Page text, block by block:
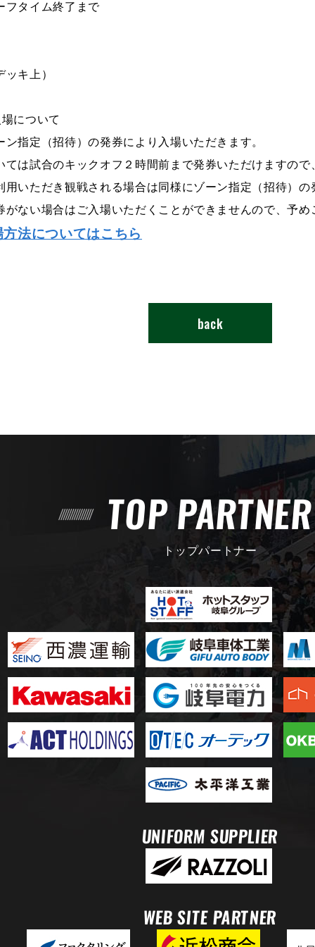
フタイム終了まで
キ上）
について
指定（招待）の発券により入場いただきます。
ては試合のキックオフ２時間前まで発券いただけますの
用いただき観戦される場合は同様にゾーン指定（招待）の
がない場合はご入場いただくことができませんので、予め
法についてはこちら
back
TOP PARTNER
トップパートナー
UNIFORM SUPPLIER
WEB SITE PARTNER